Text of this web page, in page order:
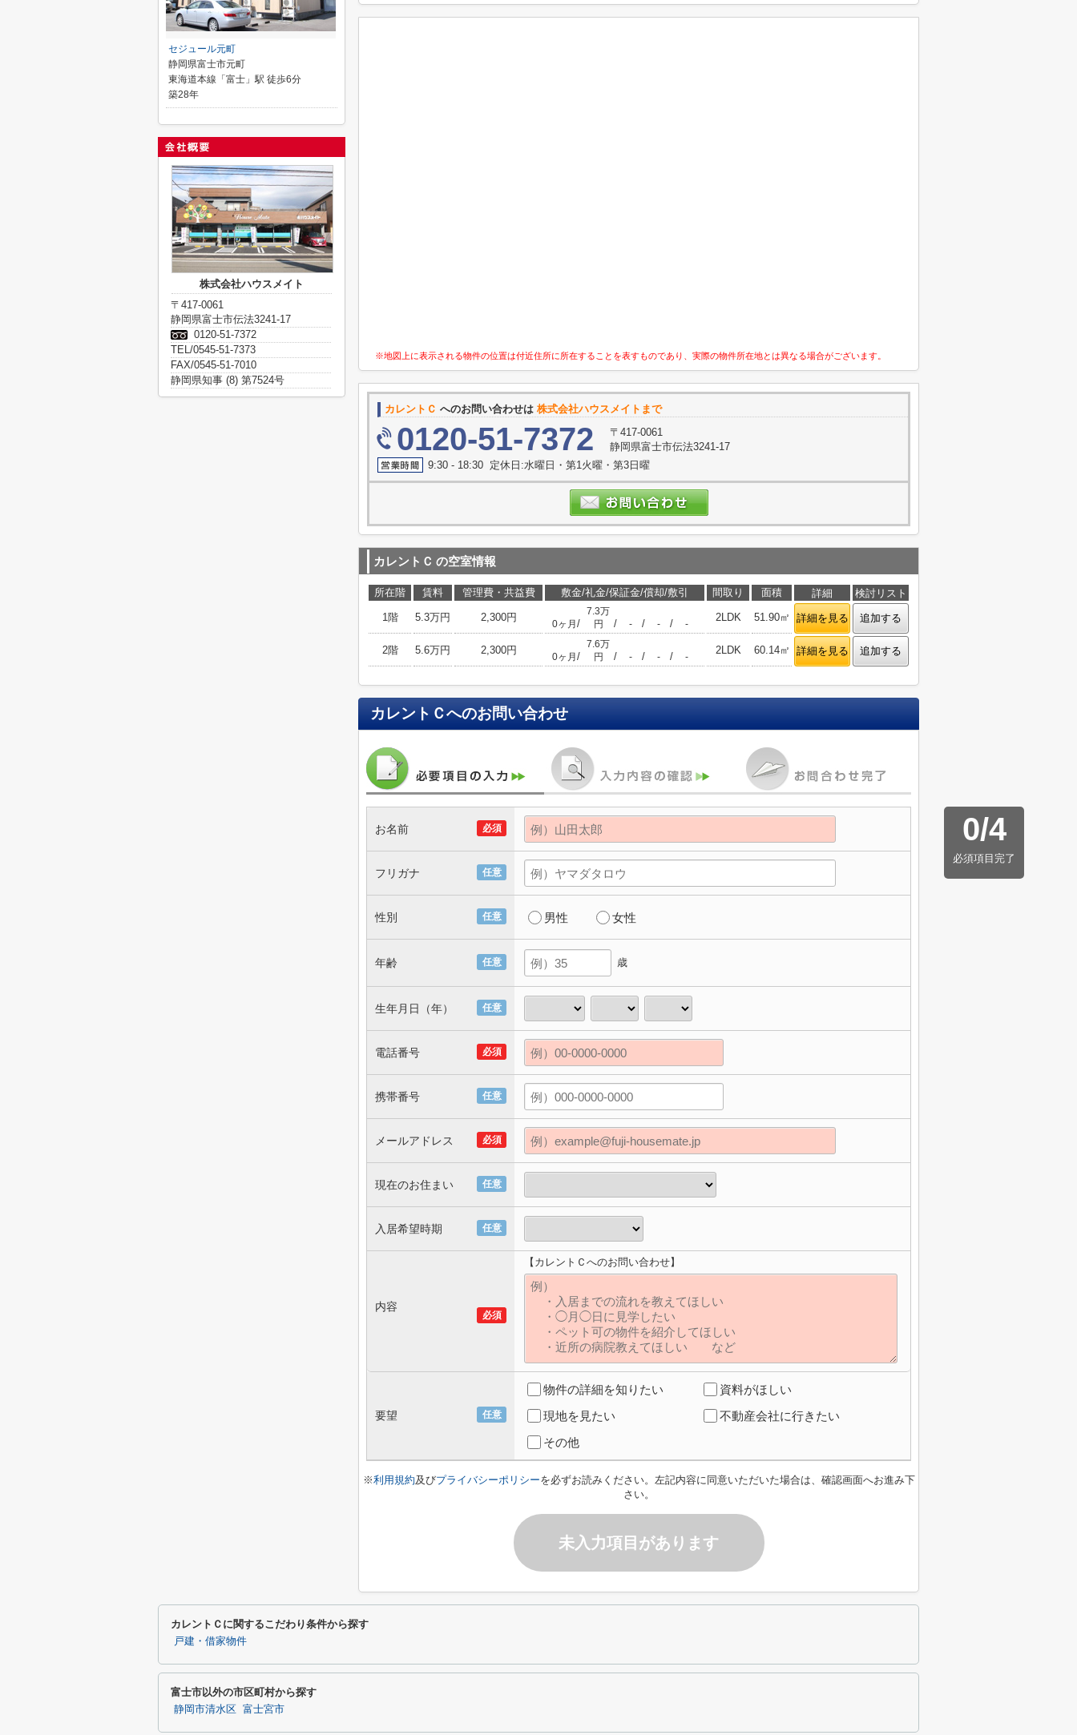
※地図上に表示される物件の位置は付近住所に所在することを表すものであり、実際の物件所在地とは異なる場合がございます。
カレントＣ へのお問い合わせは 株式会社ハウスメイトまで
0120-51-7372
〒417-0061
静岡県富士市伝法3241-17
9:30 - 18:30 定休日:水曜日・第1火曜・第3日曜
カレントＣ の空室情報
所在階 賃料 管理費・共益費 敷金/礼金/保証金/償却/敷引 間取り 面積 詳細
検討リスト
1階
5.3万円 2,300円
0ヶ月 /
7.3万
円
/ - / - / -
2LDK 51.90㎡ 詳細を見る 追加する
2階 5.6万円 2,300円
0ヶ月 /
7.6万
円
/ - / - / -
2LDK 60.14㎡ 詳細を見る 追加する
カレントＣへのお問い合わせ
0/4
必須項目完了
必須
お名前
任意
フリガナ
任意
性別 男性 女性
任意
年齢 歳
任意
生年月日（年）
必須
電話番号
任意
携帯番号
必須
メールアドレス
任意
現在のお住まい
任意
入居希望時期
必須
内容
【カレントＣへのお問い合わせ】
任意
要望
物件の詳細を知りたい
資料がほしい
現地を見たい
不動産会社に行きたい
その他
※利用規約及びプライバシーポリシーを必ずお読みください。左記内容に同意いただいた場合は、確認画面へお進み下
さい。
未入力項目があります
セジュール元町
静岡県富士市元町
東海道本線「富士」駅 徒歩6分
築28年
株式会社ハウスメイト
〒417-0061
静岡県富士市伝法3241-17
0120-51-7372
TEL/0545-51-7373
FAX/0545-51-7010
静岡県知事 (8) 第7524号
カレントＣに関するこだわり条件から探す
戸建・借家物件
富士市以外の市区町村から探す
静岡市清水区 富士宮市